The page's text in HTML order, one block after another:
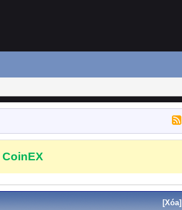
CoinEX
[Xóa]